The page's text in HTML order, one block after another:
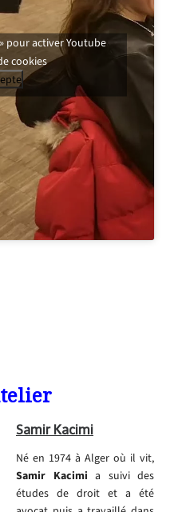
pour activer Youtube
cookies
Samir Kacimi
Né en 1974 à Alger où il vit,
Samir Kacimi a suivi des
études de droit et a été